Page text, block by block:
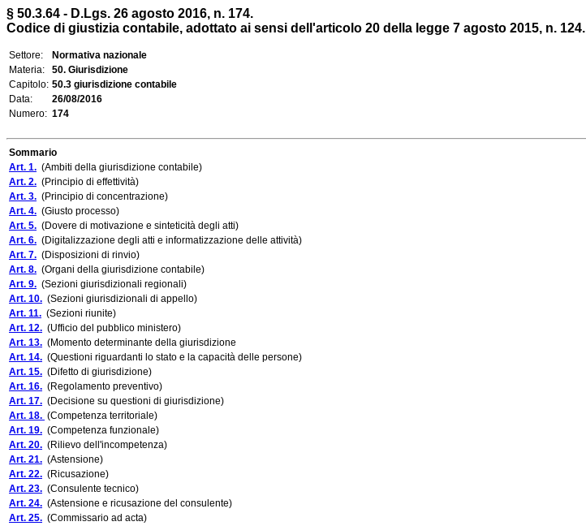
§ 50.3.64 - D.Lgs. 26 agosto 2016, n. 174.
Codice di giustizia contabile, adottato ai sensi dell'articolo 20 della legge 7 agosto 2015, n. 124.
Settore:
Normativa nazionale
Materia:
50. Giurisdizione
Capitolo: 50.3 giurisdizione contabile
Data:
26/08/2016
Numero: 174
Sommario
Art. 1. (Ambiti della giurisdizione contabile)
Art. 2. (Principio di effettività)
Art. 3. (Principio di concentrazione)
Art. 4. (Giusto processo)
Art. 5. (Dovere di motivazione e sinteticità degli atti)
Art. 6. (Digitalizzazione degli atti e informatizzazione delle attività)
Art. 7. (Disposizioni di rinvio)
Art. 8. (Organi della giurisdizione contabile)
Art. 9. (Sezioni giurisdizionali regionali)
Art. 10. (Sezioni giurisdizionali di appello)
Art. 11. (Sezioni riunite)
Art. 12. (Ufficio del pubblico ministero)
Art. 13. (Momento determinante della giurisdizione
Art. 14. (Questioni riguardanti lo stato e la capacità delle persone)
Art. 15. (Difetto di giurisdizione)
Art. 16. (Regolamento preventivo)
Art. 17. (Decisione su questioni di giurisdizione)
Art. 18. (Competenza territoriale)
Art. 19. (Competenza funzionale)
Art. 20. (Rilievo dell'incompetenza)
Art. 21. (Astensione)
Art. 22. (Ricusazione)
Art. 23. (Consulente tecnico)
Art. 24. (Astensione e ricusazione del consulente)
Art. 25. (Commissario ad acta)